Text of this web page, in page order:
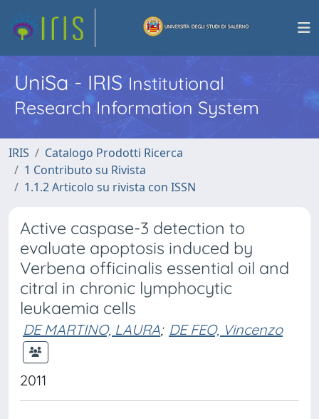
UniSa - IRISInstitutional
Research Information System
IRIS
Catalogo Prodotti Ricerca
1 Contributo su Rivista
1.1.2 Articolo su rivista con ISSN
Active caspase-3 detection to
evaluate apoptosis induced by
Verbena officinalis essential oil and
citral in chronic lymphocytic
leukaemia cells
DE MARTINO, LAURA; DE FEO, Vincenzo
2011